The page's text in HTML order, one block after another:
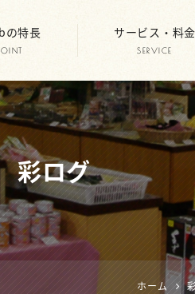
の特長 サービス・料金
SERVICE
彩ログ
ホーム